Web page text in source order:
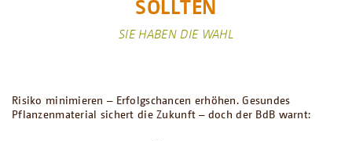
SOLLTEN
SIE HABEN DIE WAHL
Risiko minimieren – Erfolgschancen erhöhen. Gesundes
Pflanzenmaterial sichert die Zukunft – doch der BdB warnt: